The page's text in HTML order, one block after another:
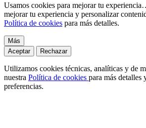
Usamos cookies para mejorar tu
mejorar tu experiencia y personalizar
Política de cookies para más detalles.
Más
Aceptar
Rechazar
Utilizamos cookies técnicas, analíticas y de
nuestra Política de cookies para más detalles
preferencias.